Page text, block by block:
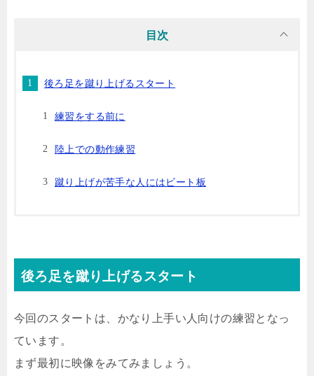
目次
後ろ足を蹴り上げるスタート
練習をする前に
陸上での動作練習
蹴り上げが苦手な人にはビート板
後ろ足を蹴り上げるスタート
今回のスタートは、かなり上手い人向けの練習となっ
ています。
まず最初に映像をみてみましょう。